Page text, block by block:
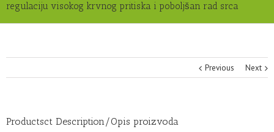
regulaciju visokog krvnog pritiska i poboljšan rad srca
Previous Next
Productsct Description/Opis proizvoda